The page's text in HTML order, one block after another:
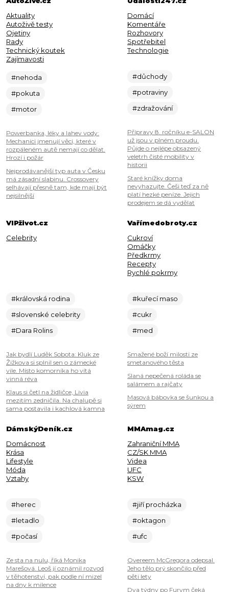
Aktuality
Autoživě testy
Ojetiny
Rady
Technický koutek
Zajímavosti
#nehoda
#pokuta
#motor
Powerbanka, léky a lahev vody:
Mechanici jmenují věci, které v
rozpáleném autě nemají co dělat.
Hrozí i požár
Nejprodávanější typ auta v Česku
má zásadní slabinu. Crossovery
selhávají přesně tam, kde mají být
nejsilnější
Domácí
Komentáře
Rozhovory
Spotřebitel
Technologie
#důchody
#potraviny
#zdražování
Přípravy 8. ročníku e-SALON
už jsou v plném proudu.
Půjde o nejlépe obsazený
veletrh čisté mobility v
historii
Staré knížky doma
nevyhazujte. Češi teď za ně
platí hezké peníze. Jejich
prodejem se dá vydělat
VIPživot.cz
Celebrity
#královská rodina
#slovenské celebrity
#Dara Rolins
Jak bydlí Luděk Sobota: Kluk ze
Žižkova si splnil sen o zámecké
vile. Místo komorníka ho vítá
vinná réva
Klaus si četl na židličce, Livia
mezitím zedničila. Na chalupě si
sama postavila i kachlová kamna
Vařímedobroty.cz
Cukroví
Omáčky
Předkrmy
Recepty
Rychlé pokrmy
#kuřecí maso
#cukr
#med
Smažené boží milosti ze
smetanového těsta
Slaná nepečená roláda se
salámem a rajčaty
Masová bábovka se šunkou a
sýrem
DámskýDeník.cz
Domácnost
Krása
Lifestyle
Móda
Vztahy
#herec
#letadlo
#počasí
Ze sta na nulu, říká Monika
Marešová. Leoš jí oznámil rozvod
v těhotenství, pak podle ní mizel
na dny k milence
MMAmag.cz
Zahraniční MMA
CZ/SK MMA
Videa
UFC
KSW
#jiří procházka
#oktagon
#ufc
Overeem McGregora odepsal.
Jeho tělo prý skončilo před
pěti lety
Dva týdny po Furym čeká